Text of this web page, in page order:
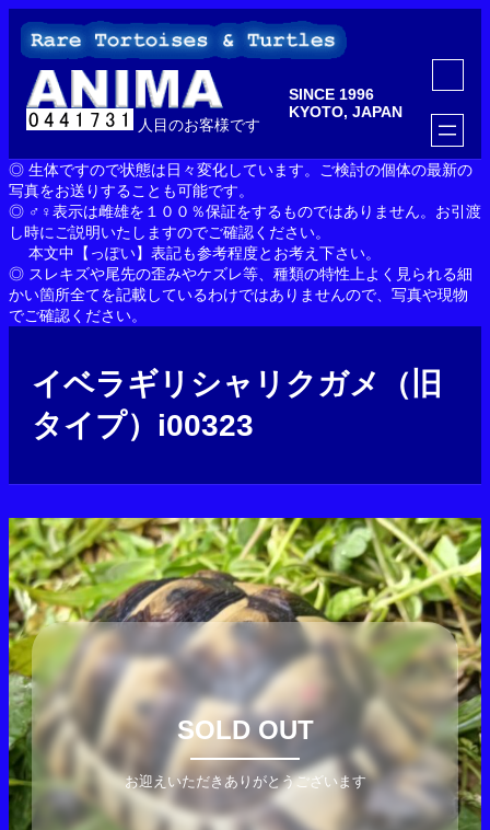
を
人目のお客様です
SINCE 1996
KYOTO, JAPAN
ア
コ
ン
リ
ン
ク
◎ 生体ですので状態は日々変化しています。ご検討の個体の最新の
写真をお送りすることも可能です。
◎ ♂♀表示は雌雄を１００％保証をするものではありません。お引渡
し時にご説明いたしますのでご確認ください。
本文中【っぽい】表記も参考程度とお考え下さい。
◎ スレキズや尾先の歪みやケズレ等、種類の特性上よく見られる細
かい箇所全てを記載しているわけではありませんので、写真や現物
でご確認ください。
イベラギリシャリクガメ（旧
タイプ）i00323
SOLD OUT
お迎えいただきありがとうございます